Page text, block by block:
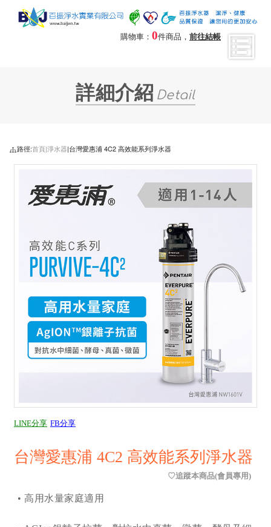
購物車： 0件商品， 前往結帳
詳細介紹 Detail
路徑:首頁|淨水器|台灣愛惠浦 4C2 高效能系列淨水器
LINE分享 FB分享
台灣愛惠浦 4C2 高效能系列淨水器
• 高用水量家庭適用